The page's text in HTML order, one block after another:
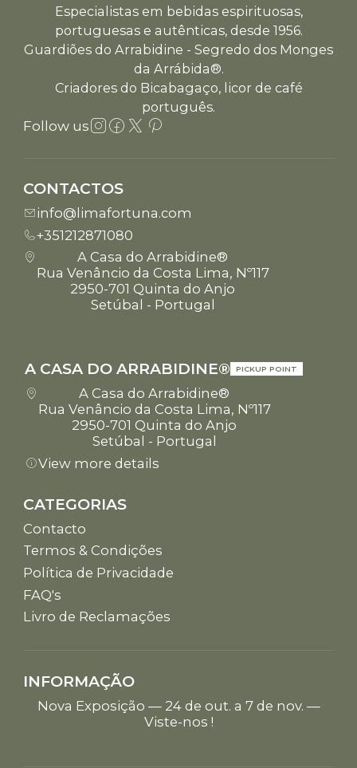
Especialistas em bebidas espirituosas,
portuguesas e autênticas, desde 1956.
Guardiões do Arrabidine - Segredo dos Monges
da Arrábida®.
Criadores do Bicabagaço, licor de café
português.
Follow us
CONTACTOS
info@limafortuna.com
+351212871080
A Casa do Arrabidine®
Rua Venâncio da Costa Lima, Nº117
2950-701 Quinta do Anjo
Setúbal - Portugal
A CASA DO ARRABIDINE® PICKUP POINT
A Casa do Arrabidine®
Rua Venâncio da Costa Lima, Nº117
2950-701 Quinta do Anjo
Setúbal - Portugal
View more details
CATEGORIAS
Contacto
Termos & Condições
Política de Privacidade
FAQ's
Livro de Reclamações
INFORMAÇÃO
Nova Exposição — 24 de out. a 7 de nov. —
Viste-nos !